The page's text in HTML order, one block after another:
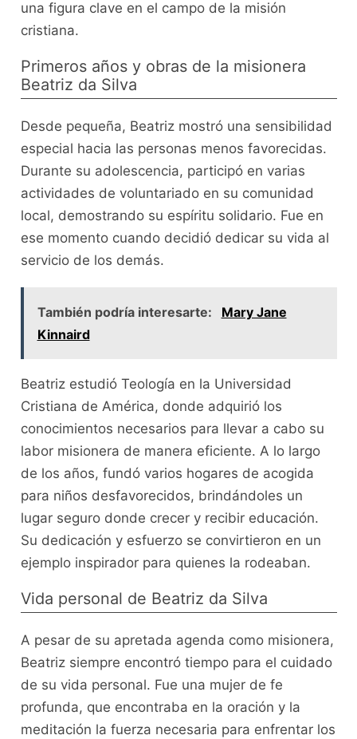
una figura clave en el campo de la misión
cristiana.
Primeros años y obras de la misionera
Beatriz da Silva
Desde pequeña, Beatriz mostró una sensibilidad
especial hacia las personas menos favorecidas.
Durante su adolescencia, participó en varias
actividades de voluntariado en su comunidad
local, demostrando su espíritu solidario. Fue en
ese momento cuando decidió dedicar su vida al
servicio de los demás.
También podría interesarte:
Mary Jane
Kinnaird
Beatriz estudió Teología en la Universidad
Cristiana de América, donde adquirió los
conocimientos necesarios para llevar a cabo su
labor misionera de manera eficiente. A lo largo
de los años, fundó varios hogares de acogida
para niños desfavorecidos, brindándoles un
lugar seguro donde crecer y recibir educación.
Su dedicación y esfuerzo se convirtieron en un
ejemplo inspirador para quienes la rodeaban.
Vida personal de Beatriz da Silva
A pesar de su apretada agenda como misionera,
Beatriz siempre encontró tiempo para el cuidado
de su vida personal. Fue una mujer de fe
profunda, que encontraba en la oración y la
meditación la fuerza necesaria para enfrentar los